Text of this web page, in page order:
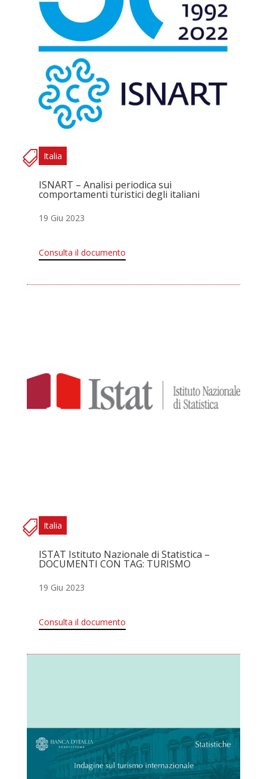
Italia
ISNART – Analisi periodica sui
comportamenti turistici degli italiani
19 Giu 2023
Consulta il documento
Italia
ISTAT Istituto Nazionale di Statistica –
DOCUMENTI CON TAG: TURISMO
19 Giu 2023
Consulta il documento